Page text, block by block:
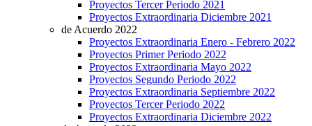
Proyectos Tercer Periodo 2021
Proyectos Extraordinaria Diciembre 2021
de Acuerdo 2022
Proyectos Extraordinaria Enero - Febrero 2022
Proyectos Primer Periodo 2022
Proyectos Extraordinaria Mayo 2022
Proyectos Segundo Periodo 2022
Proyectos Extraordinaria Septiembre 2022
Proyectos Tercer Periodo 2022
Proyectos Extraordinaria Diciembre 2022